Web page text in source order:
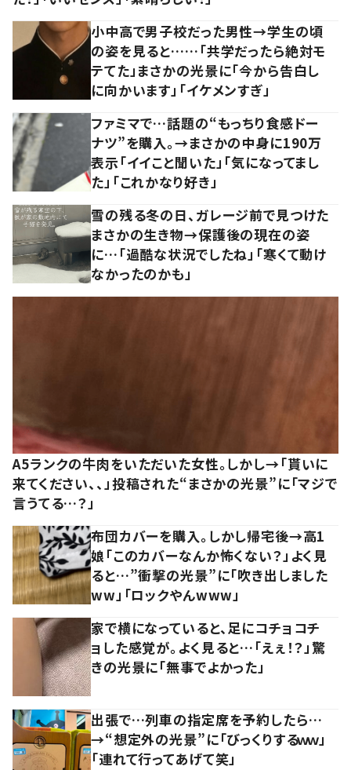
小中高で男子校だった男性→学生の頃
の姿を見ると……「共学だったら絶対モ
テてた」まさかの光景に「今から告白し
に向かいます」「イケメンすぎ」
ファミマで…話題の“もっちり食感ドー
ナツ”を購入。→まさかの中身に190万
表示「イイこと聞いた」「気になってまし
た」「これかなり好き」
雪の残る冬の日、ガレージ前で見つけた
まさかの生き物→保護後の現在の姿
に…「過酷な状況でしたね」「寒くて動け
なかったのかも」
A5ランクの牛肉をいただいた女性。しかし→「貰いに
来てください、、」投稿された“まさかの光景”に「マジで
言うてる…？」
布団カバーを購入。しかし帰宅後→高1
娘「このカバーなんか怖くない？」よく見
ると…”衝撃の光景”に「吹き出しました
ww」「ロックやんwww」
家で横になっていると、足にコチョコチ
ョした感覚が。よく見ると…「えぇ！？」驚
きの光景に「無事でよかった」
出張で…列車の指定席を予約したら…
→“想定外の光景”に「びっくりするｗｗ」
「連れて行ってあげて笑」